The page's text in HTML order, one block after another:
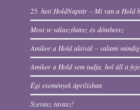
25. heti HoldNaptár – Mi van a Hold
Most te választhatsz és dönthetsz
Amikor a Hold aktivál – valami mindig
Amikor a Hold sem tudja, hol áll a feje
Égi események áprilisban
Szevasz tavasz!